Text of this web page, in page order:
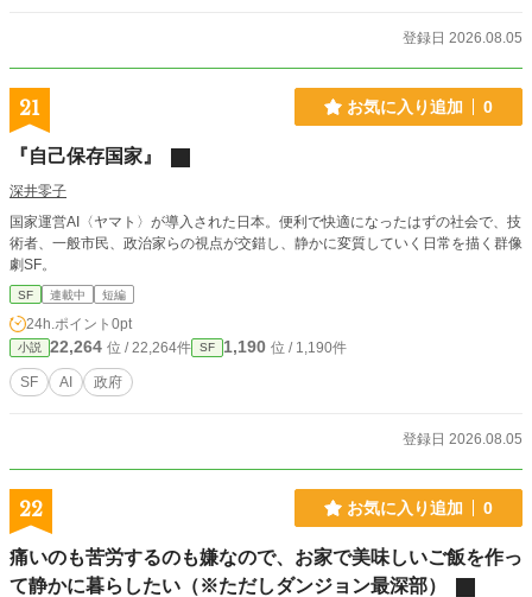
登録日 2026.08.05
21 お気に入り追加 0
『自己保存国家』
深井零子
国家運営AI〈ヤマト〉が導入された日本。便利で快適になったはずの社会で、技
術者、一般市民、政治家らの視点が交錯し、静かに変質していく日常を描く群像
劇SF。
SF 連載中 短編
24h.ポイント 0pt
小説 22,264 位 / 22,264件 SF 1,190 位 / 1,190件
SF AI 政府
登録日 2026.08.05
22 お気に入り追加 0
痛いのも苦労するのも嫌なので、お家で美味しいご飯を作っ
て静かに暮らしたい（※ただしダンジョン最深部）